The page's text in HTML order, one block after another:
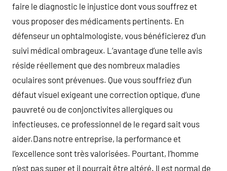
faire le diagnostic le injustice dont vous souffrez et
vous proposer des médicaments pertinents. En
défenseur un ophtalmologiste, vous bénéficierez d’un
suivi médical ombrageux. L’avantage d’une telle avis
réside réellement que des nombreux maladies
oculaires sont prévenues. Que vous souffriez d’un
défaut visuel exigeant une correction optique, d’une
pauvreté ou de conjonctivites allergiques ou
infectieuses, ce professionnel de le regard sait vous
aider.Dans notre entreprise, la performance et
l’excellence sont très valorisées. Pourtant, l’homme
n’est pas super et il pourrait être altéré. Il est normal de